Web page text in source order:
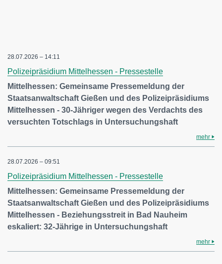
28.07.2026 – 14:11
Polizeipräsidium Mittelhessen - Pressestelle
Mittelhessen: Gemeinsame Pressemeldung der
Staatsanwaltschaft Gießen und des Polizeipräsidiums
Mittelhessen - 30-Jähriger wegen des Verdachts des
versuchten Totschlags in Untersuchungshaft
mehr
28.07.2026 – 09:51
Polizeipräsidium Mittelhessen - Pressestelle
Mittelhessen: Gemeinsame Pressemeldung der
Staatsanwaltschaft Gießen und des Polizeipräsidiums
Mittelhessen - Beziehungsstreit in Bad Nauheim
eskaliert: 32-Jährige in Untersuchungshaft
mehr